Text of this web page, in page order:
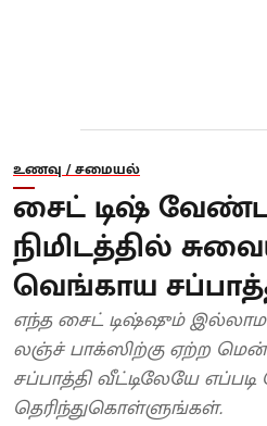
உணவு / சமையல்
சைட் டிஷ்
நிமிடத்தில்
வெங்காய
எந்த சைட் டிஷ்ஷும்
லஞ்ச் பாக்ஸிற்கு ஏற்ற
சப்பாத்தி வீட்டிலேயே
தெரிந்துகொள்ளுங்கள்.